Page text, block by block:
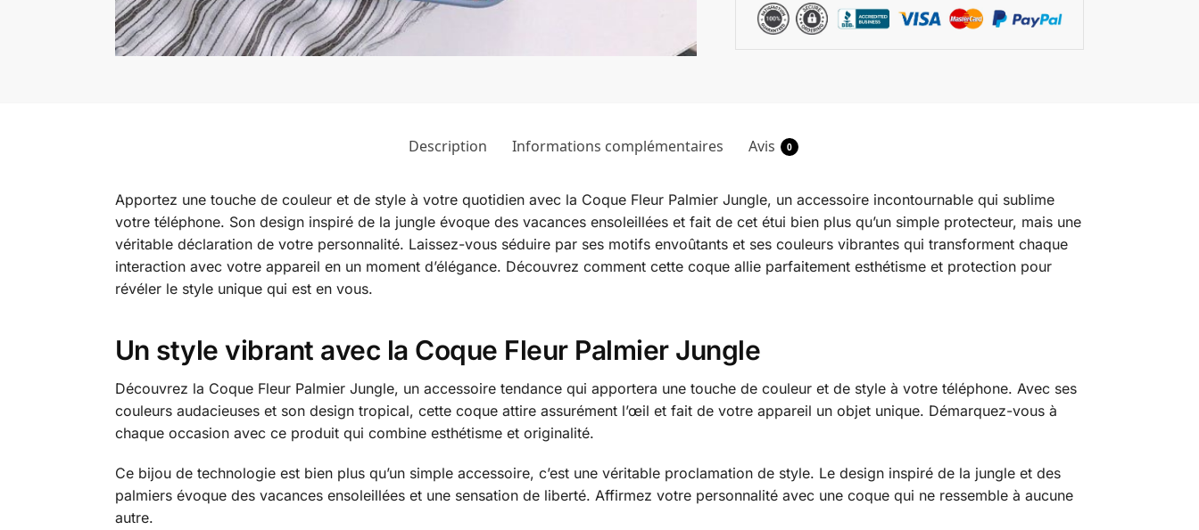
Description Informations complémentaires Avis 0
Apportez une touche de couleur et de style à votre quotidien avec la Coque Fleur Palmier Jungle, un accessoire incontournable qui sublime
votre téléphone. Son design inspiré de la jungle évoque des vacances ensoleillées et fait de cet étui bien plus qu’un simple protecteur, mais une
véritable déclaration de votre personnalité. Laissez-vous séduire par ses motifs envoûtants et ses couleurs vibrantes qui transforment chaque
interaction avec votre appareil en un moment d’élégance. Découvrez comment cette coque allie parfaitement esthétisme et protection pour
révéler le style unique qui est en vous.
Un style vibrant avec la Coque Fleur Palmier Jungle
Découvrez la Coque Fleur Palmier Jungle, un accessoire tendance qui apportera une touche de couleur et de style à votre téléphone. Avec ses
couleurs audacieuses et son design tropical, cette coque attire assurément l’œil et fait de votre appareil un objet unique. Démarquez-vous à
chaque occasion avec ce produit qui combine esthétisme et originalité.
Ce bijou de technologie est bien plus qu’un simple accessoire, c’est une véritable proclamation de style. Le design inspiré de la jungle et des
palmiers évoque des vacances ensoleillées et une sensation de liberté. Affirmez votre personnalité avec une coque qui ne ressemble à aucune
autre.